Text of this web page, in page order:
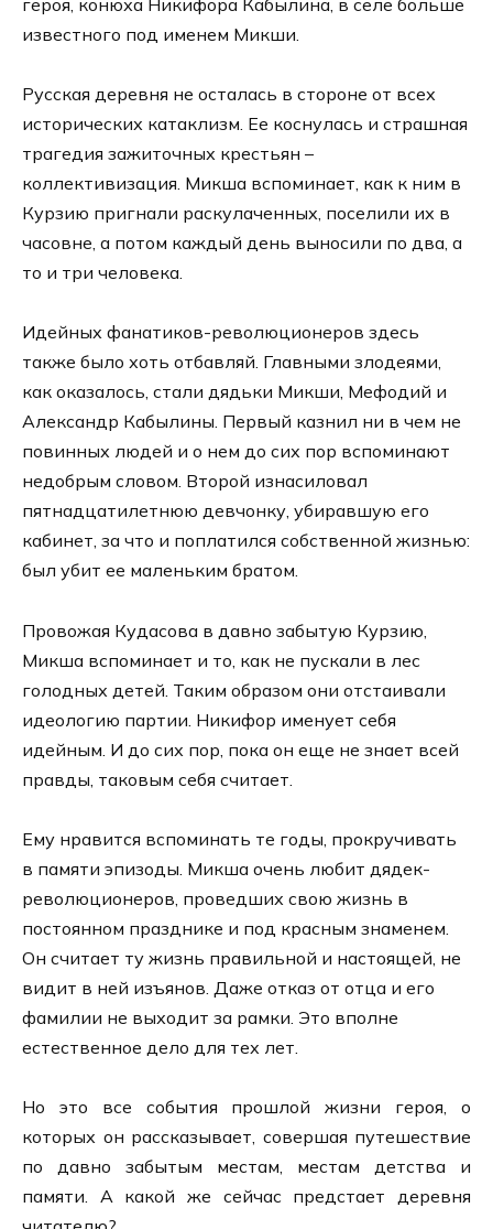
известного под именем Микши.
Русская деревня не осталась в стороне от всех
исторических катаклизм. Ее коснулась и страшная
трагедия зажиточных крестьян –
коллективизация. Микша вспоминает, как к ним в
Курзию пригнали раскулаченных, поселили их в
часовне, а потом каждый день выносили по два, а
то и три человека.
Идейных фанатиков-революционеров здесь
также было хоть отбавляй. Главными злодеями,
как оказалось, стали дядьки Микши, Мефодий и
Александр Кабылины. Первый казнил ни в чем не
повинных людей и о нем до сих пор вспоминают
недобрым словом. Второй изнасиловал
пятнадцатилетнюю девчонку, убиравшую его
кабинет, за что и поплатился собственной жизнью:
был убит ее маленьким братом.
Провожая Кудасова в давно забытую Курзию,
Микша вспоминает и то, как не пускали в лес
голодных детей. Таким образом они отстаивали
идеологию партии. Никифор именует себя
идейным. И до сих пор, пока он еще не знает всей
правды, таковым себя считает.
Ему нравится вспоминать те годы, прокручивать
в памяти эпизоды. Микша очень любит дядек-
революционеров, проведших свою жизнь в
постоянном празднике и под красным знаменем.
Он считает ту жизнь правильной и настоящей, не
видит в ней изъянов. Даже отказ от отца и его
фамилии не выходит за рамки. Это вполне
естественное дело для тех лет.
Но это все события прошлой жизни героя, о
которых он рассказывает, совершая путешествие
по давно забытым местам, местам детства и
памяти. А какой же сейчас предстает деревня